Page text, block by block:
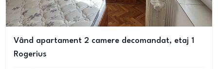
Vând apartament 2 camere decomandat, etaj 1
Rogerius